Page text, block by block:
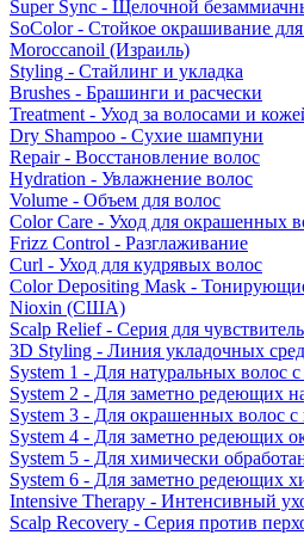
Super Sync - Щелочной
SoColor - Стойкое окрашивание
Moroccanoil (Израиль)
Styling - Стайлинг и укладка
Brushes - Брашинги и расчески
Treatment - Уход за волосами и
Dry Shampoo - Сухие шампуни
Repair - Восстановление волос
Hydration - Увлажнение волос
Volume - Объем для волос
Color Care - Уход для окрашенных
Frizz Control - Разглаживание
Curl - Уход для кудрявых волос
Color Depositing Mask -
Nioxin (США)
Scalp Relief - Серия для
3D Styling - Линия укладочных
System 1 - Для натуральных
System 2 - Для заметно редеющих
System 3 - Для окрашенных волос
System 4 - Для заметно редеющих
System 5 - Для химически
System 6 - Для заметно редеющих
Intensive Therapy - Интенсивный
Scalp Recovery - Серия против